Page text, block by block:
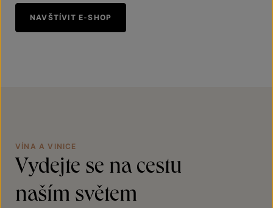
NAVŠTÍVIT E-SHOP
VÍNA A VINICE
Vydejte se na cestu
naším světem